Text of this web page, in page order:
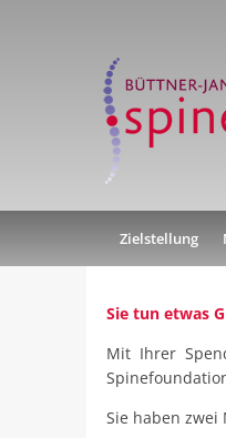
Zielstellung
Sie tun etwas
Mit Ihrer
Sie haben